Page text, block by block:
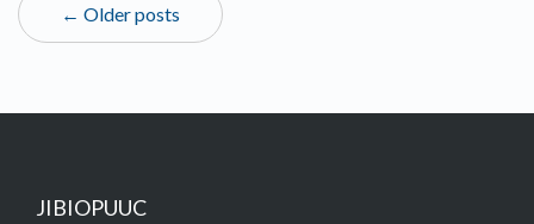
← Older posts
JIBIOPUUC